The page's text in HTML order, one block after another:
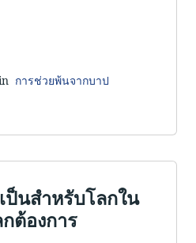
การช่วยพ้นจากบาป
ป็นสำหรับโลกใน
ต้องการ